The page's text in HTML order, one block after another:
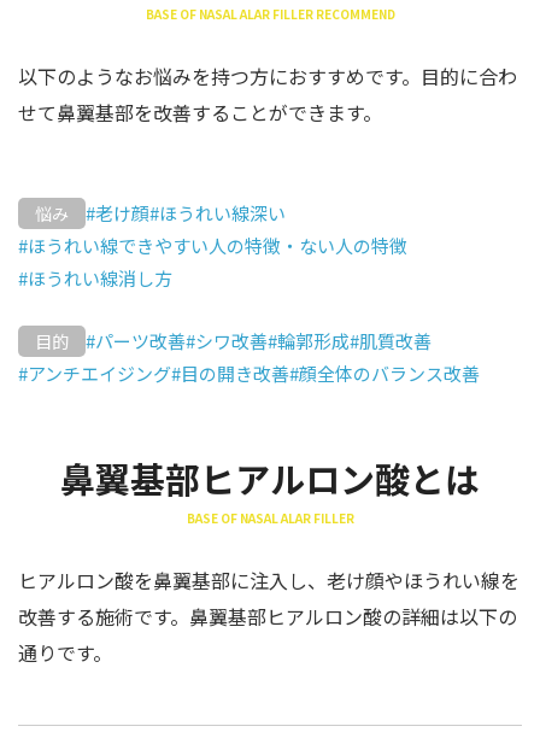
BASE OF NASAL ALAR FILLER RECOMMEND
以下のようなお悩みを持つ方におすすめです。目的に合わ
せて鼻翼基部を改善することができます。
悩み #老け顔#ほうれい線深い
#ほうれい線できやすい人の特徴・ない人の特徴
#ほうれい線消し方
目的 #パーツ改善#シワ改善#輪郭形成#肌質改善
#アンチエイジング#目の開き改善#顔全体のバランス改善
鼻翼基部ヒアルロン酸とは
BASE OF NASAL ALAR FILLER
ヒアルロン酸を鼻翼基部に注入し、老け顔やほうれい線を
改善する施術です。鼻翼基部ヒアルロン酸の詳細は以下の
通りです。